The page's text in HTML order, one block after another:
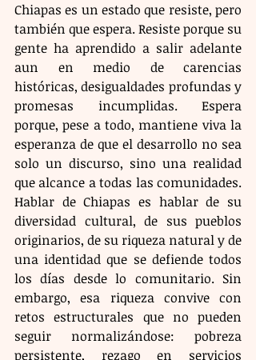
Chiapas es un estado que resiste, pero
también que espera. Resiste porque su
gente ha aprendido a salir adelante
aun en medio de carencias
históricas, desigualdades profundas y
promesas incumplidas. Espera
porque, pese a todo, mantiene viva la
esperanza de que el desarrollo no sea
solo un discurso, sino una realidad
que alcance a todas las comunidades.
Hablar de Chiapas es hablar de su
diversidad cultural, de sus pueblos
originarios, de su riqueza natural y de
una identidad que se defiende todos
los días desde lo comunitario. Sin
embargo, esa riqueza convive con
retos estructurales que no pueden
seguir normalizándose: pobreza
persistente, rezago en servicios